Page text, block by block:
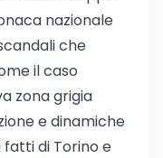
nazionale
che
il caso
zona grigia
e dinamiche
di Torino e